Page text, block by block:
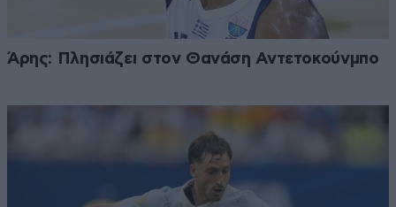
Άρης: Πλησιάζει στον Θανάση Αντετοκούνμπο